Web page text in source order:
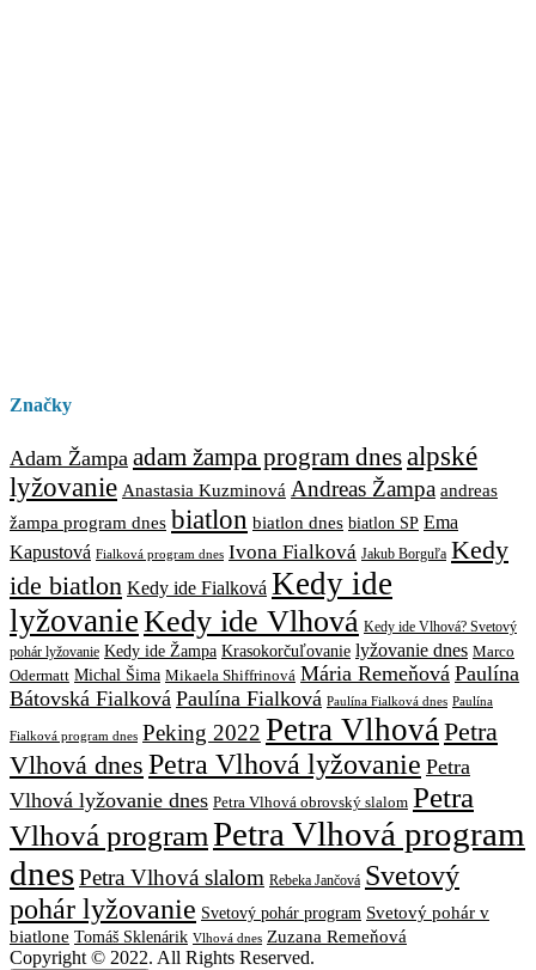
Značky
Adam Žampa adam žampa program dnesalpské
lyžovanie Anastasia Kuzminová Andreas Žampa andreas
žampa program dnes biatlon biatlon dnes biatlon SP Ema
Kapustová Fialková program dnes Ivona Fialková Jakub Borguľa Kedy
ide biatlon Kedy ide Fialková Kedy ide
lyžovanieKedy ide Vlhová Kedy ide Vlhová? Svetový
pohár lyžovanie Kedy ide Žampa Krasokorčuľovanie lyžovanie dnes Marco
Odermatt Michal Šima Mikaela Shiffrinová Mária Remeňová Paulína
Bátovská Fialková Paulína Fialková Paulína Fialková dnes Paulína
Fialková program dnes Peking 2022 Petra VlhováPetra
Vlhová dnes Petra Vlhová lyžovanie Petra
Vlhová lyžovanie dnes Petra Vlhová obrovský slalom Petra
Vlhová programPetra Vlhová program
dnesPetra Vlhová slalom Rebeka Jančová Svetový
pohár lyžovanie Svetový pohár program Svetový pohár v
biatlone Tomáš Sklenárik Vlhová dnes Zuzana Remeňová
Copyright © 2022. All Rights Reserved.